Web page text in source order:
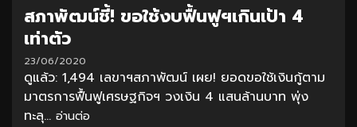
สภาพัฒน์ชี้! ขอใช้งบฟื้นฟูฯเกินเป้า 4
เท่าตัว
23/06/2020
ดูแล้ว: 1,494 เลขาฯสภาพัฒน์ เผย! ยอดขอใช้เงินกู้ตาม
มาตรการฟื้นฟูเศรษฐกิจฯ วงเงิน 4 แสนล้านบาท พุ่ง
ทะลุ... อ่านต่อ